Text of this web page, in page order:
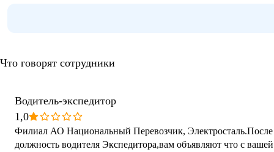
Что говорят сотрудники
Водитель-экспедитор
1,0
Филиал АО Национальный Перевозчик, Электросталь.После
должность водителя Экспедитора,вам объявляют что с